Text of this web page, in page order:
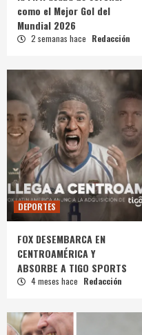
como el Mejor Gol del
Mundial 2026
2 semanas hace Redacción
DEPORTES
FOX DESEMBARCA EN
CENTROAMÉRICA Y
ABSORBE A TIGO SPORTS
4 meses hace Redacción